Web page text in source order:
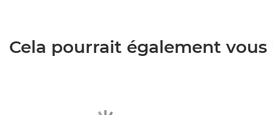
Cela pourrait également vous